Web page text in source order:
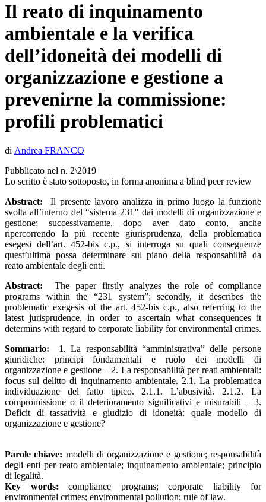
Il reato di inquinamento
ambientale e la verifica
dell’idoneità dei modelli di
organizzazione e gestione a
prevenirne la commissione:
profili problematici
di Andrea FRANCO
Pubblicato nel n. 2\2019
Lo scritto è stato sottoposto, in forma anonima a blind peer review
Abstract: Il presente lavoro analizza in primo luogo la funzione
svolta all’interno del “sistema 231” dai modelli di organizzazione e
gestione; successivamente, dopo aver dato conto, anche
ripercorrendo la più recente giurisprudenza, della problematica
esegesi dell’art. 452-bis c.p., si interroga su quali conseguenze
quest’ultima possa determinare sul piano della responsabilità da
reato ambientale degli enti.
Abstract: The paper firstly analyzes the role of compliance
programs within the “231 system”; secondly, it describes the
problematic exegesis of the art. 452-bis c.p., also referring to the
latest jurisprudence, in order to ascertain what consequences it
determins with regard to corporate liability for environmental crimes.
Sommario: 1. La responsabilità “amministrativa” delle persone
giuridiche: principi fondamentali e ruolo dei modelli di
organizzazione e gestione – 2. La responsabilità per reati ambientali:
focus sul delitto di inquinamento ambientale. 2.1. La problematica
individuazione del fatto tipico. 2.1.1. L’abusività. 2.1.2. La
compromissione o il deterioramento significativi e misurabili – 3.
Deficit di tassatività e giudizio di idoneità: quale modello di
organizzazione e gestione?
Parole chiave: modelli di organizzazione e gestione; responsabilità
degli enti per reato ambientale; inquinamento ambientale; principio
di legalità.
Key words: compliance programs; corporate liability for
environmental crimes; environmental pollution; rule of law.